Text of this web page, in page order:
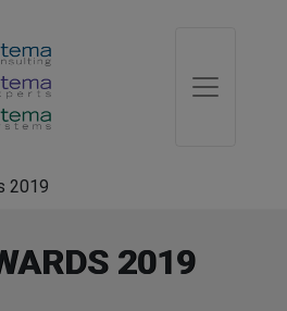
2019
2019